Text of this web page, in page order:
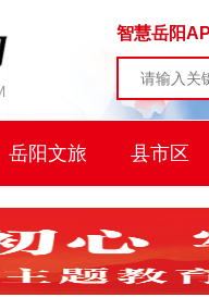
智慧岳阳
岳阳文旅 县市区